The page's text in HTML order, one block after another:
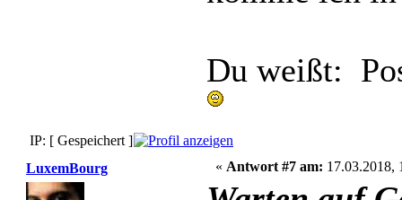
Du weißt:
IP: [ Gespeichert ]
LuxemBourg
« Antwort #7 am: 17.03.2018,